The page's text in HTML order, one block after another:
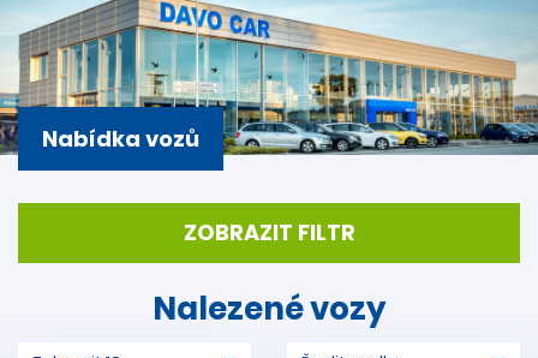
Nabídka vozů
ZOBRAZIT FILTR
Nalezené vozy